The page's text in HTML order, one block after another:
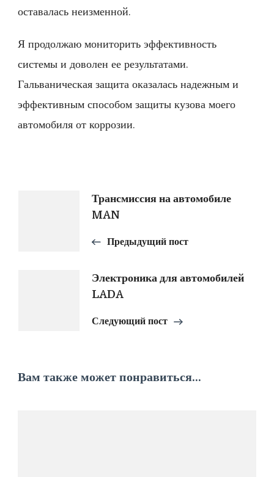
оставалась неизменной.
Я продолжаю мониторить эффективность
системы и доволен ее результатами.
Гальваническая защита оказалась надежным и
эффективным способом защиты кузова моего
автомобиля от коррозии.
НавигацияТрансмиссия на автомобиле
MAN
Предыдущий пост
Электроника для автомобилей
LADA
Следующий пост
Вам также может понравиться...